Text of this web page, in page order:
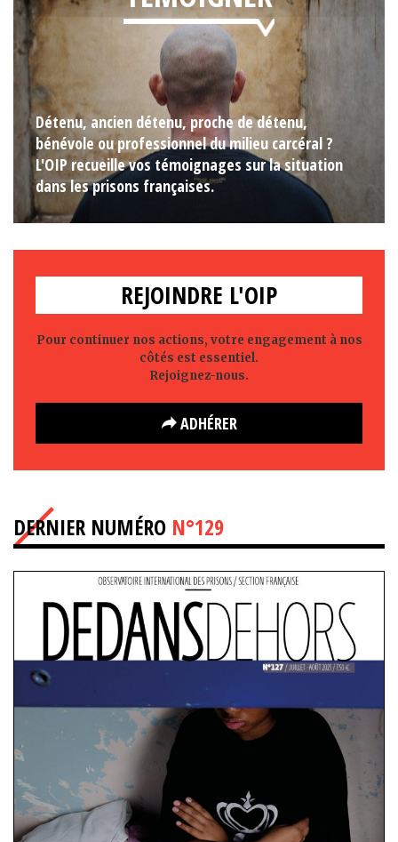
Détenu, ancien détenu, proche de détenu,
bénévole ou professionnel du milieu carcéral ?
L'OIP recueille vos témoignages sur la situation
dans les prisons françaises.
REJOINDRE L'OIP
Pour continuer nos actions, votre engagement à nos
côtés est essentiel.
Rejoignez-nous.
ADHÉRER
DERNIER NUMÉRO N°129